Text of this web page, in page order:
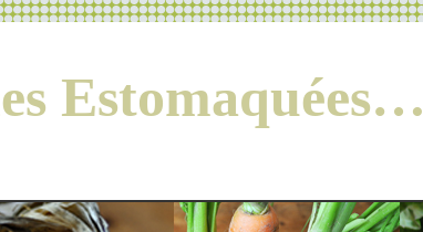
Estomaquées…